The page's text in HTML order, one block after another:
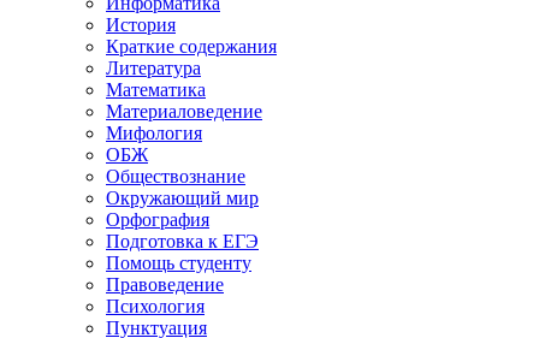
История
Краткие содержания
Литература
Математика
Материаловедение
Мифология
ОБЖ
Обществознание
Окружающий мир
Орфография
Подготовка к ЕГЭ
Помощь студенту
Правоведение
Психология
Пунктуация